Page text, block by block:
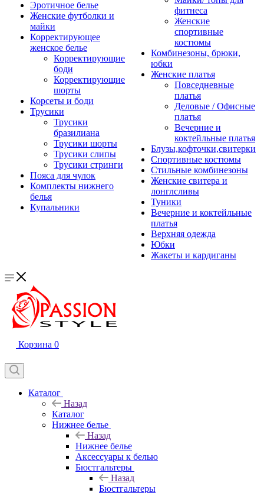
Эротичное белье
Женские футболки и
майки
Корректирующее
женское белье
Корректирующие
боди
Корректирующие
шорты
Корсеты и боди
Трусики
Трусики
бразилиана
Трусики шорты
Трусики слипы
Трусики стринги
Пояса для чулок
Комплекты нижнего
белья
Купальники
фитнеса
Женские
спортивные
костюмы
Комбинезоны, брюки,
юбки
Женские платья
Повседневные
платья
Деловые / Офисные
платья
Вечерние и
коктейльные платья
Блузы,кофточки,свитерки
Спортивные костюмы
Стильные комбинезоны
Женские свитера и
лонглсливы
Туники
Вечерние и коктейльные
платья
Верхняя одежда
Юбки
Жакеты и кардиганы
Корзина 0
Каталог
Назад
Каталог
Нижнее белье
Назад
Нижнее белье
Аксессуары к белью
Бюстгальтеры
Назад
Бюстгальтеры